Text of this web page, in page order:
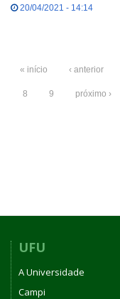
20/04/2021 - 14:14
« início ‹ anterior
8 9 próximo ›
UFU
A Universidade
Campi